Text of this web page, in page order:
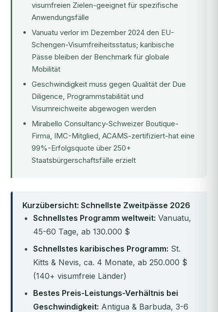
visumfreien Zielen-geeignet für spezifische
Anwendungsfälle
Vanuatu verlor im Dezember 2024 den EU-
Schengen-Visumfreiheitsstatus; karibische
Pässe bleiben der Benchmark für globale
Mobilität
Geschwindigkeit muss gegen Qualität der Due
Diligence, Programmstabilität und
Visumreichweite abgewogen werden
Mirabello Consultancy-Schweizer Boutique-
Firma, IMC-Mitglied, ACAMS-zertifiziert-hat eine
99%-Erfolgsquote über 250+
Staatsbürgerschaftsfälle erzielt
Kurzübersicht: Schnellste Zweitpässe 2026
Schnellstes Programm weltweit: Vanuatu,
45-60 Tage, ab 130.000 $
Schnellstes karibisches Programm: St.
Kitts & Nevis, ca. 4 Monate, ab 250.000 $
(140+ visumfreie Länder)
Bestes Preis-Leistungs-Verhältnis bei
Geschwindigkeit: Antigua & Barbuda, 3-6